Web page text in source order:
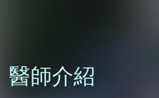
醫師介紹